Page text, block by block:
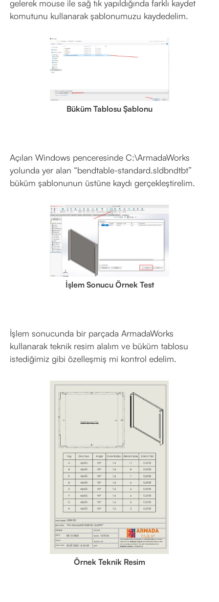
gelerek mouse ile sağ tık yapıldığında farklı kaydet
komutunu kullanarak şablonumuzu kaydedelim.
Büküm Tablosu Şablonu
Açılan Windows penceresinde C:\ArmadaWorks
yolunda yer alan “bendtable-standard.sldbndtbt”
büküm şablonunun üstüne kaydı gerçekleştirelim.
İşlem Sonucu Örnek Test
İşlem sonucunda bir parçada ArmadaWorks
kullanarak teknik resim alalım ve büküm tablosu
istediğimiz gibi özelleşmiş mi kontrol edelim.
Örnek Teknik Resim